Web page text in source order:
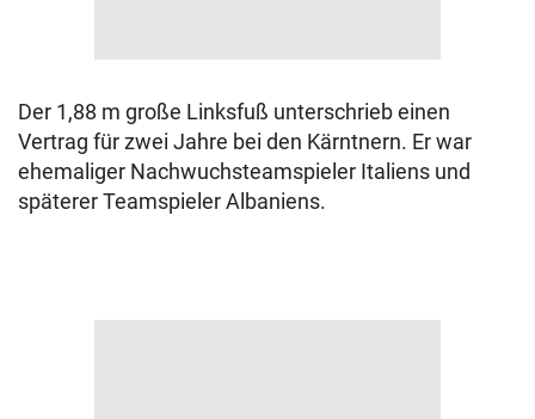
Der 1,88 m große Linksfuß unterschrieb einen
Vertrag für zwei Jahre bei den Kärntnern. Er war
ehemaliger Nachwuchsteamspieler Italiens und
späterer Teamspieler Albaniens.